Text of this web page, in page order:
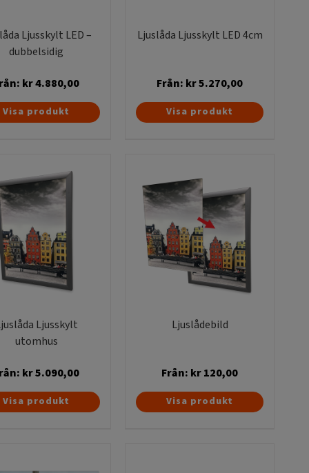
Ljusskylt LED –
dubbelsidig
kr4.880,00
Den
här
flera
varianter.
De
alternativen
kan
väljas
på
Visa produkt
Ljuslåda Ljusskylt LED 4cm
Från: kr5.270,00
Den
här
flera
varianter.
De
olika
alternativen
kan
väljas
på
Visa produkt
Ljusskylt
utomhus
kr5.090,00
Den
här
Visa produkt
Ljuslådebild
Från: kr120,00
Den
här
Visa produkt